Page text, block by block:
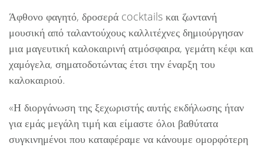
Άφθονο φαγητό, δροσερά cocktails και ζωντανή
μουσική από ταλαντούχους καλλιτέχνες δημιούργησαν
μια μαγευτική καλοκαιρινή ατμόσφαιρα, γεμάτη κέφι και
χαμόγελα, σηματοδοτώντας έτσι την έναρξη του
καλοκαιριού.
«Η διοργάνωση της ξεχωριστής αυτής εκδήλωσης ήταν
για εμάς μεγάλη τιμή και είμαστε όλοι βαθύτατα
συγκινημένοι που καταφέραμε να κάνουμε ομορφότερη